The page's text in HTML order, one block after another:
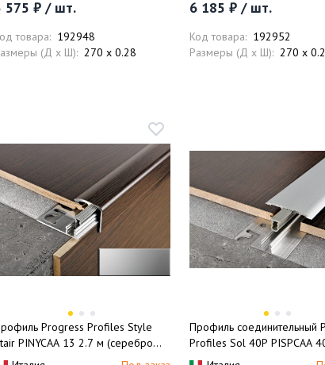
575 ₽ / шт.
товара: 192948
(Д x Ш): 270 x 0.28
6 185 ₽ / шт.
Код товара: 192952
Размеры (Д x Ш): 270 x
Progress Profiles Style
PINYCAА 13 2.7 м (серебро
Профиль соединительный
Profiles Sol 40P PISPCAА
(серебро матовое)